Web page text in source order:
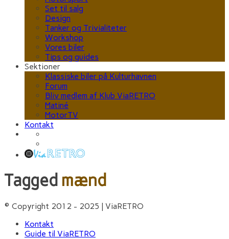
Set til salg
Design
Tanker og Trivialiteter
Workshop
Vores biler
Tips og guides
Sektioner
Klassiske biler på Kulturhavnen
Forum
Bliv medlem af Klub ViaRETRO
Matiné
MotorTV
Kontakt
Tagged mænd
© Copyright 2012 - 2025 | ViaRETRO
Kontakt
Guide til ViaRETRO